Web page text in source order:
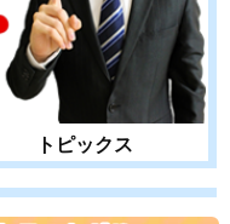
トピックス